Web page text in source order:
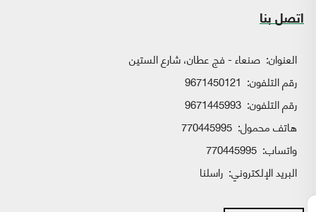
اتصل بنا
العنوان: صنعاء - فج عطان، شارع الستين
رقم التلفون: 9671450121
رقم التلفون: 9671445993
هاتف محمول: 770445995
واتساب:
البريد الإلكتروني: راسلنا